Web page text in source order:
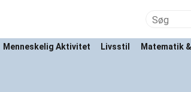
Menneskelig Aktivitet Livsstil Matematik